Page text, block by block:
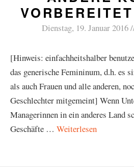
Dienstag, 19. Januar 2016
[Hinweis: einfachheitshalber
das generische Femininum, d.h. es
als auch Frauen und alle anderen,
Geschlechter mitgemeint] Wenn
Managerinnen in ein anderes Land
Geschäfte … Weiterlesen